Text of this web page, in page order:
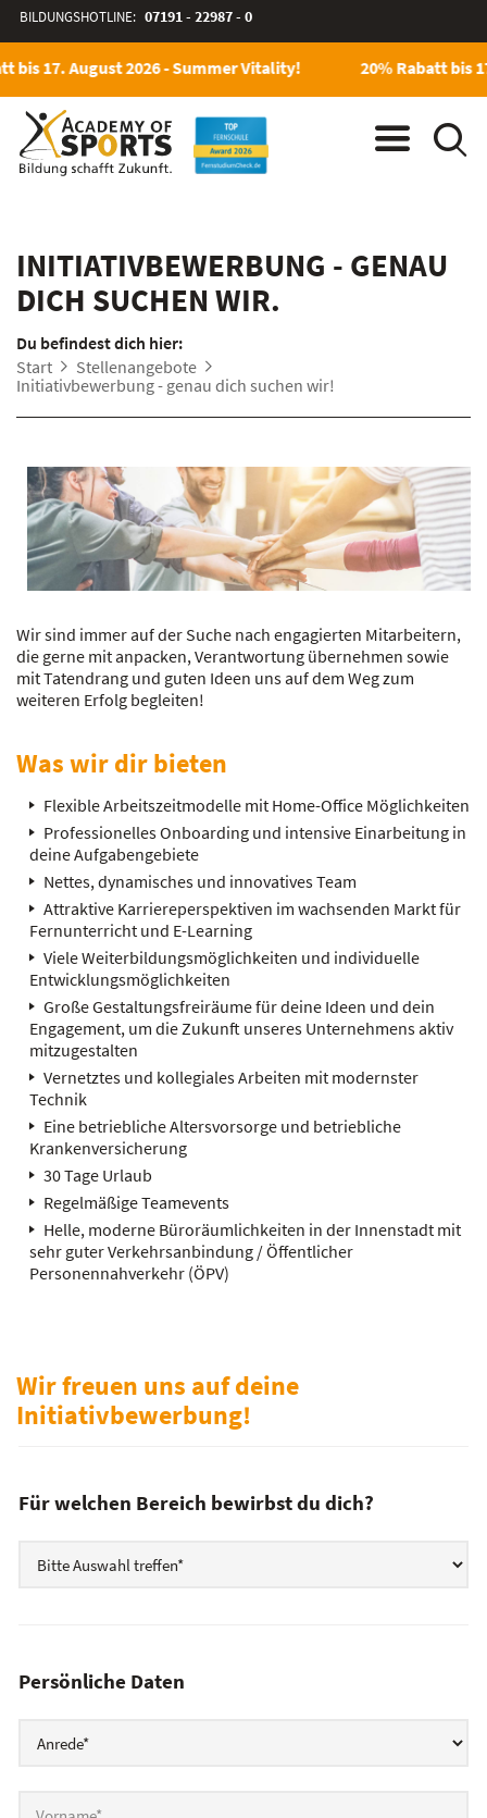
BILDUNGSHOTLINE: 07191 - 22987 - 0
bis 17. August 2026 - Summer Vitality! 20% Rabatt bis
INITIATIVBEWERBUNG - GENAU
DICH SUCHEN WIR.
Du befindest dich hier:
Start
Stellenangebote
Initiativbewerbung - genau dich suchen wir!
Wir sind immer auf der Suche nach engagierten Mitarbeitern,
die gerne mit anpacken, Verantwortung übernehmen sowie
mit Tatendrang und guten Ideen uns auf dem Weg zum
weiteren Erfolg begleiten!
Was wir dir bieten
Flexible Arbeitszeitmodelle mit Home-Office Möglichkeiten
Professionelles Onboarding und intensive Einarbeitung in
deine Aufgabengebiete
Nettes, dynamisches und innovatives Team
Attraktive Karriereperspektiven im wachsenden Markt für
Fernunterricht und E-Learning
Viele Weiterbildungsmöglichkeiten und individuelle
Entwicklungsmöglichkeiten
Große Gestaltungsfreiräume für deine Ideen und dein
Engagement, um die Zukunft unseres Unternehmens aktiv
mitzugestalten
Vernetztes und kollegiales Arbeiten mit modernster
Technik
Eine betriebliche Altersvorsorge und betriebliche
Krankenversicherung
30 Tage Urlaub
Regelmäßige Teamevents
Helle, moderne Büroräumlichkeiten in der Innenstadt mit
sehr guter Verkehrsanbindung / Öffentlicher
Personennahverkehr (ÖPV)
Wir freuen uns auf deine
Initiativbewerbung!
Für welchen Bereich bewirbst du dich?
Persönliche Daten